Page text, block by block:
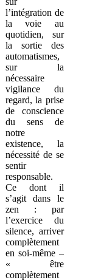
l’intégration de
la voie au
quotidien, sur
la sortie des
automatismes,
sur la
nécessaire
vigilance du
regard, la prise
de conscience
du sens de
notre
existence, la
nécessité de se
sentir
responsable.
Ce dont il
s’agit dans le
zen : par
l’exercice du
silence, arriver
complètement
en soi-même –
« être
complètement